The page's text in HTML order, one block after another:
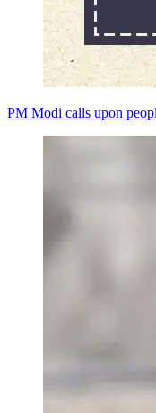
PM Modi calls upon